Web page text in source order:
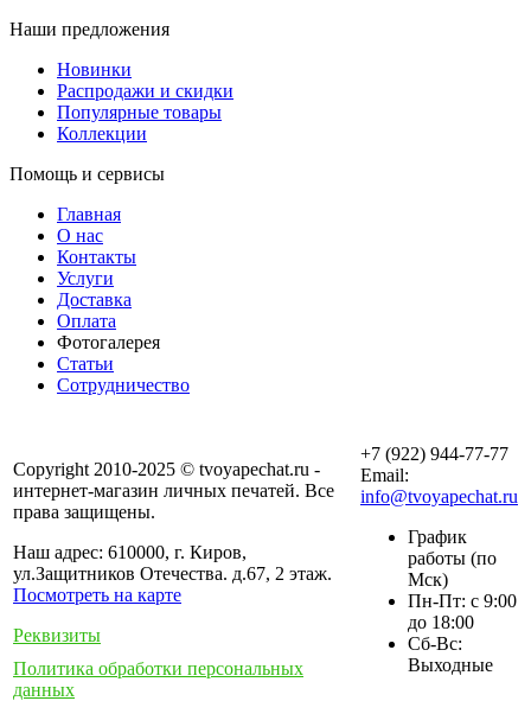
Наши предложения
Новинки
Распродажи и скидки
Популярные товары
Коллекции
Помощь и сервисы
Главная
О нас
Контакты
Услуги
Доставка
Оплата
Фотогалерея
Статьи
Сотрудничество
Copyright 2010-2025 © tvoyapechat.ru -
интернет-магазин личных печатей. Все
права защищены.
Наш адрес: 610000, г. Киров,
ул.Защитников Отечества. д.67, 2 этаж.
Посмотреть на карте
Реквизиты
Политика обработки персональных
данных
+7 (922) 944-77-77
Email:
info@tvoyapechat.ru
График
работы (по
Мск)
Пн-Пт: с 9:00
до 18:00
Сб-Вс:
Выходные